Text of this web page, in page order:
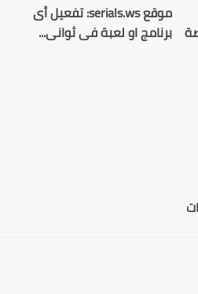
موقع serials.ws: تفعيل أى
برنامج او لعبة فى ثوانى...